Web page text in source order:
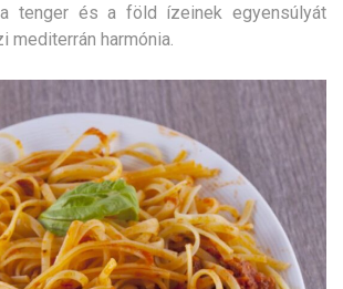
a tenger és a föld ízeinek egyensúlyát
mediterrán harmónia.